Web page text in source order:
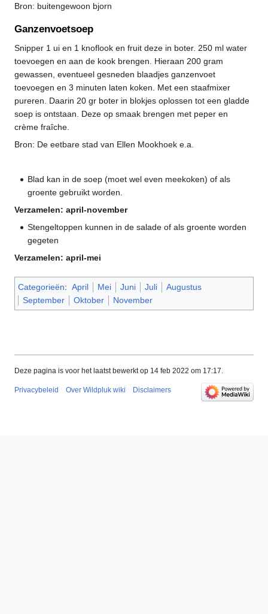
Bron: buitengewoon bjorn
Ganzenvoetsoep
Snipper 1 ui en 1 knoflook en fruit deze in boter. 250 ml water
toevoegen en aan de kook brengen. Hieraan 200 gram
gewassen, eventueel gesneden blaadjes ganzenvoet
toevoegen en 3 minuten laten koken. Met een staafmixer
pureren. Daarin 20 gr boter in blokjes oplossen tot een gladde
soep is ontstaan. Deze op smaak brengen met peper en
crème fraîche.
Bron: De eetbare stad van Ellen Mookhoek e.a.
Blad kan in de soep (moet wel even meekoken) of als
groente gebruikt worden.
Verzamelen: april-november
Stengeltoppen kunnen in de salade of als groente worden
gegeten
Verzamelen: april-mei
Categorieën: April Mei Juni Juli
Augustus
September
Oktober November
Deze pagina is voor het laatst bewerkt op 14 feb 2022 om 17:17.
Privacybeleid Over Wildpluk wiki Disclaimers